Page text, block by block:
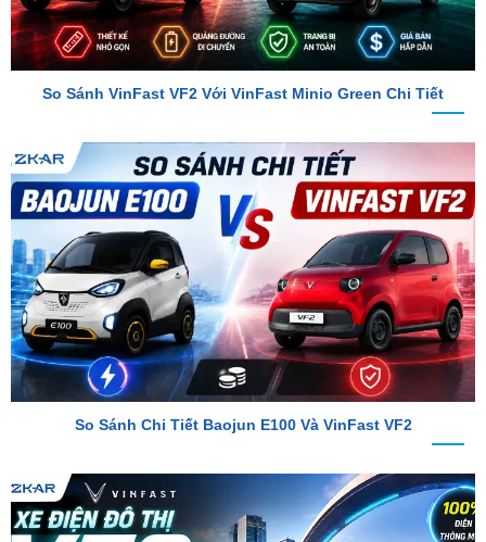
So Sánh VinFast VF2 Với VinFast Minio Green Chi Tiết
So Sánh Chi Tiết Baojun E100 Và VinFast VF2